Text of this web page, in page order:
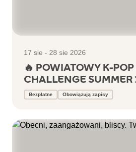
17 sie - 28 sie 2026
🔥 POWIATOWY K-
CHALLENGE SUMMER
Bezpłatne Obowiązują zapisy